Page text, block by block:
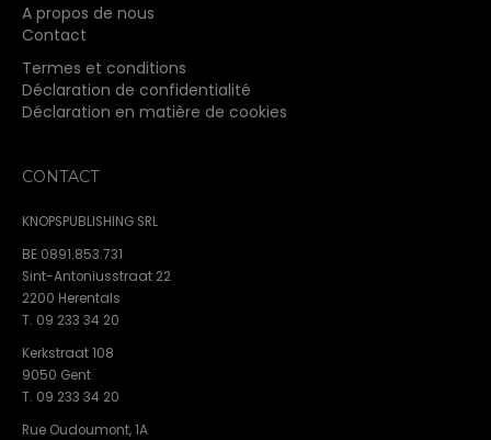
A propos de nous
Contact
Termes et conditions
Déclaration de confidentialité
Déclaration en matière de cookies
CONTACT
KNOPSPUBLISHING SRL
BE 0891.853.731
Sint-Antoniusstraat 22
2200 Herentals
T. 09 233 34 20
Kerkstraat 108
9050 Gent
T. 09 233 34 20
Rue Oudoumont, 1A